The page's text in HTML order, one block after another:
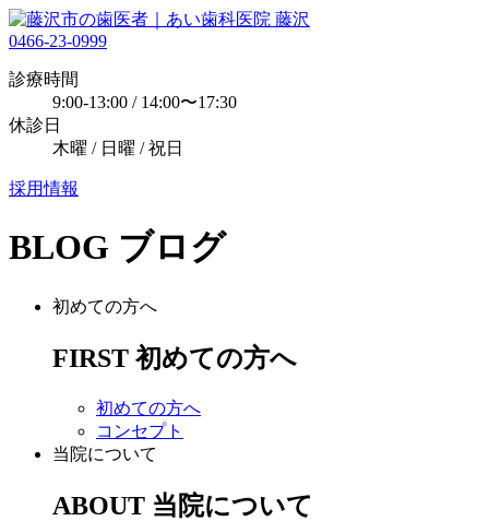
0466-23-0999
診療時間
9:00-13:00 / 14:00〜17:30
休診日
木曜 / 日曜 / 祝日
採用情報
BLOG ブログ
初めての方へ
FIRST 初めての方へ
初めての方へ
コンセプト
当院について
ABOUT 当院について